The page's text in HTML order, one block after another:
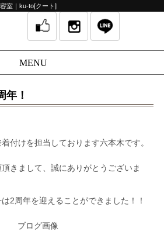
室｜ku-to[クート]
MENU
年！
付けを担当しております六本木です。
きまして、誠にありがとうございま
は2周年を迎えることができました！！